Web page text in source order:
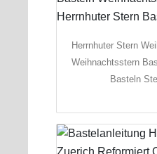
Herrnhuter Stern
Weihnachtsstern
Basteln